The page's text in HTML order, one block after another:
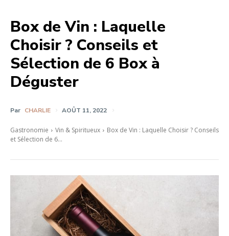
Box de Vin : Laquelle
Choisir ? Conseils et
Sélection de 6 Box à
Déguster
Par CHARLIE AOÛT 11, 2022
Gastronomie Vin & Spiritueux
Box de Vin : Laquelle Choisir ? Conseils
et Sélection de 6...